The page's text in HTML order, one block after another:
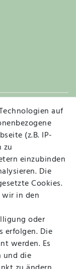
auf
(z.B. IP-
zu
einzubinden
Die
Cookies.
in den
oder
erfolgen. Die
werden. Es
und die